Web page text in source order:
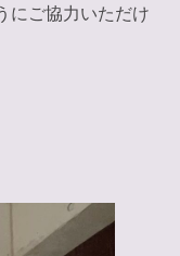
にご協力いただけ